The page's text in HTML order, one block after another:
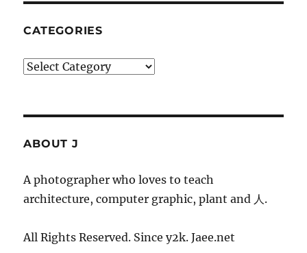
CATEGORIES
Categories
ABOUT J
A photographer who loves to teach
architecture, computer graphic, plant and 人.
All Rights Reserved. Since y2k. Jaee.net